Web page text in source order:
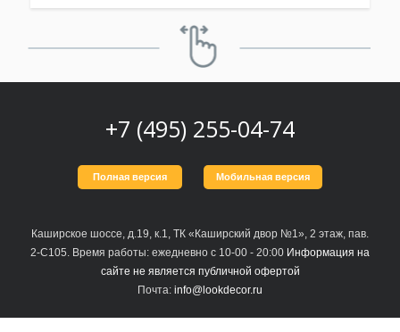
+7 (495) 255-04-74
Полная версия Мобильная версия
Каширское шоссе, д.19, к.1, ТК «Каширский двор №1», 2 этаж, пав.
2-С105. Время работы: ежедневно с 10-00 - 20:00 Информация на
сайте не является публичной офертой
Почта: info@lookdecor.ru